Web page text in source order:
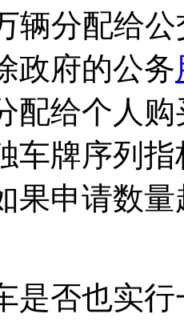
辆分配给
政府的公务
配给个人
车牌序列
果申请数
否也实行